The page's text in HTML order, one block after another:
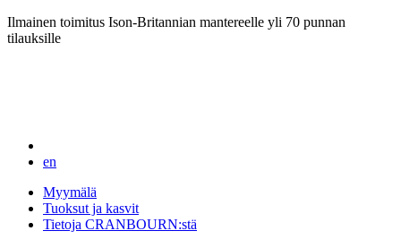
Ilmainen toimitus Ison-Britannian mantereelle yli 70 punnan
tilauksille
en
Myymälä
Tuoksut ja kasvit
Tietoja CRANBOURN:stä